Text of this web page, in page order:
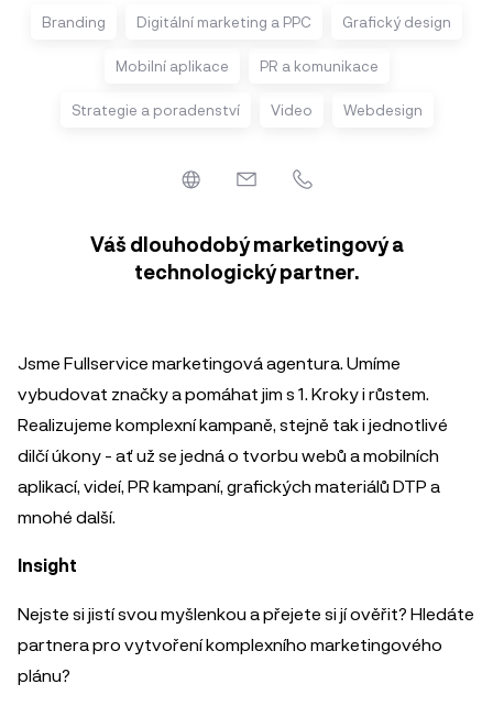
Branding Digitální marketing a PPC Grafický design
Mobilní aplikace PR a komunikace
Strategie a poradenství Video Webdesign
Váš dlouhodobý marketingový a
technologický partner.
Jsme Fullservice marketingová agentura. Umíme
vybudovat značky a pomáhat jim s 1. Kroky i růstem.
Realizujeme komplexní kampaně, stejně tak i jednotlivé
dilčí úkony - ať už se jedná o tvorbu webů a mobilních
aplikací, videí, PR kampaní, grafických materiálů DTP a
mnohé další.
Insight
Nejste si jistí svou myšlenkou a přejete si jí ověřit? Hledáte
partnera pro vytvoření komplexního marketingového
plánu?